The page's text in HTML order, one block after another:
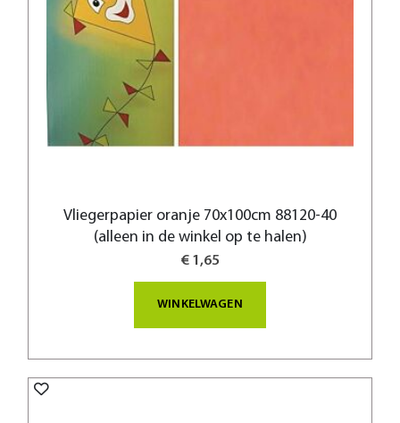
Vliegerpapier oranje 70x100cm 88120-40
(alleen in de winkel op te halen)
€ 1,65
WINKELWAGEN